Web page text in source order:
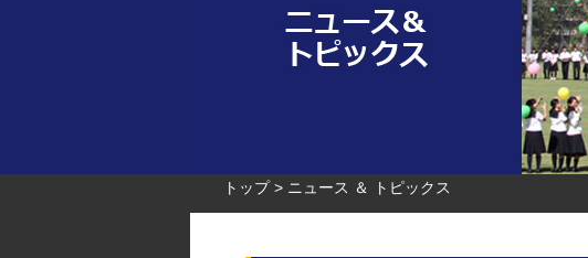
トップ ニュース ＆ トピックス